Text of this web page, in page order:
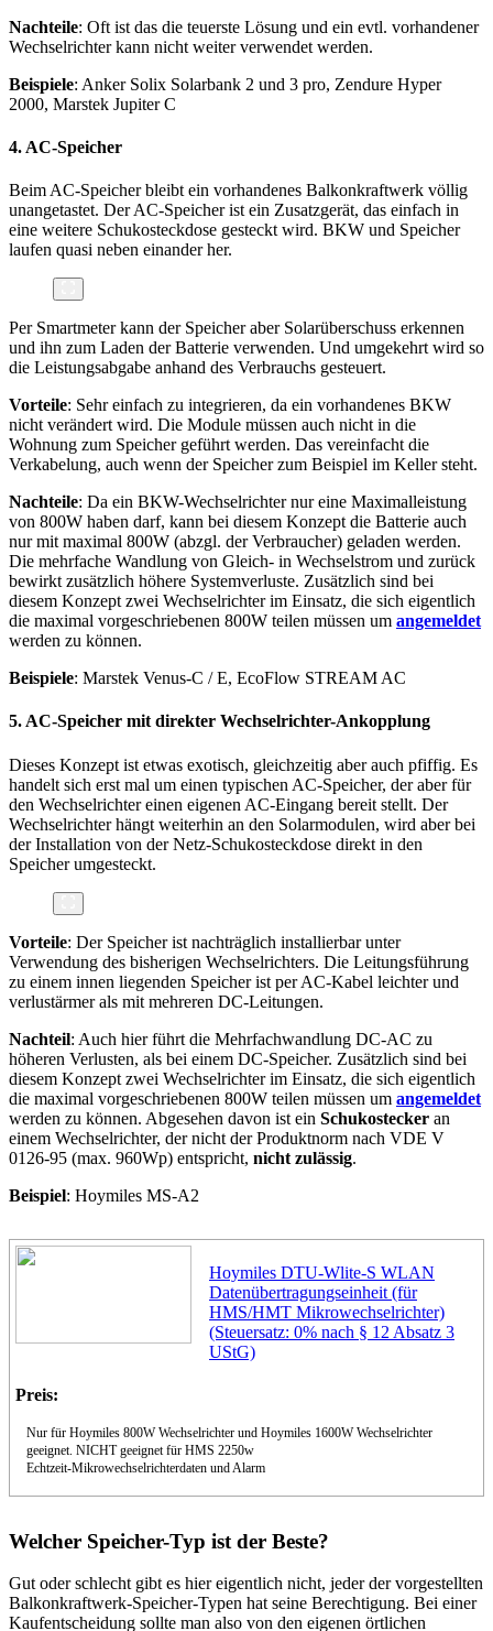
Nachteile: Oft ist das die teuerste Lösung und ein evtl. vorhandener
Wechselrichter kann nicht weiter verwendet werden.
Beispiele: Anker Solix Solarbank 2 und 3 pro, Zendure Hyper
2000, Marstek Jupiter C
4. AC-Speicher
Beim AC-Speicher bleibt ein vorhandenes Balkonkraftwerk völlig
unangetastet. Der AC-Speicher ist ein Zusatzgerät, das einfach in
eine weitere Schukosteckdose gesteckt wird. BKW und Speicher
laufen quasi neben einander her.
Per Smartmeter kann der Speicher aber Solarüberschuss erkennen
und ihn zum Laden der Batterie verwenden. Und umgekehrt wird so
die Leistungsabgabe anhand des Verbrauchs gesteuert.
Vorteile: Sehr einfach zu integrieren, da ein vorhandenes BKW
nicht verändert wird. Die Module müssen auch nicht in die
Wohnung zum Speicher geführt werden. Das vereinfacht die
Verkabelung, auch wenn der Speicher zum Beispiel im Keller steht.
Nachteile: Da ein BKW-Wechselrichter nur eine Maximalleistung
von 800W haben darf, kann bei diesem Konzept die Batterie auch
nur mit maximal 800W (abzgl. der Verbraucher) geladen werden.
Die mehrfache Wandlung von Gleich- in Wechselstrom und zurück
bewirkt zusätzlich höhere Systemverluste. Zusätzlich sind bei
diesem Konzept zwei Wechselrichter im Einsatz, die sich eigentlich
die maximal vorgeschriebenen 800W teilen müssen um angemeldet
werden zu können.
Beispiele: Marstek Venus-C / E, EcoFlow STREAM AC
5. AC-Speicher mit direkter Wechselrichter-Ankopplung
Dieses Konzept ist etwas exotisch, gleichzeitig aber auch pfiffig. Es
handelt sich erst mal um einen typischen AC-Speicher, der aber für
den Wechselrichter einen eigenen AC-Eingang bereit stellt. Der
Wechselrichter hängt weiterhin an den Solarmodulen, wird aber bei
der Installation von der Netz-Schukosteckdose direkt in den
Speicher umgesteckt.
Vorteile: Der Speicher ist nachträglich installierbar unter
Verwendung des bisherigen Wechselrichters. Die Leitungsführung
zu einem innen liegenden Speicher ist per AC-Kabel leichter und
verlustärmer als mit mehreren DC-Leitungen.
Nachteil: Auch hier führt die Mehrfachwandlung DC-AC zu
höheren Verlusten, als bei einem DC-Speicher. Zusätzlich sind bei
diesem Konzept zwei Wechselrichter im Einsatz, die sich eigentlich
die maximal vorgeschriebenen 800W teilen müssen um angemeldet
werden zu können. Abgesehen davon ist ein Schukostecker an
einem Wechselrichter, der nicht der Produktnorm nach VDE V
0126-95 (max. 960Wp) entspricht, nicht zulässig.
Beispiel: Hoymiles MS-A2
Hoymiles DTU-Wlite-S WLAN
Datenübertragungseinheit (für
HMS/HMT Mikrowechselrichter)
(Steuersatz: 0% nach § 12 Absatz 3
UStG)
Preis:
Nur für Hoymiles 800W Wechselrichter und Hoymiles 1600W Wechselrichter
geeignet. NICHT geeignet für HMS 2250w
Echtzeit-Mikrowechselrichterdaten und Alarm
Welcher Speicher-Typ ist der Beste?
Gut oder schlecht gibt es hier eigentlich nicht, jeder der vorgestellten
Balkonkraftwerk-Speicher-Typen hat seine Berechtigung. Bei einer
Kaufentscheidung sollte man also von den eigenen örtlichen